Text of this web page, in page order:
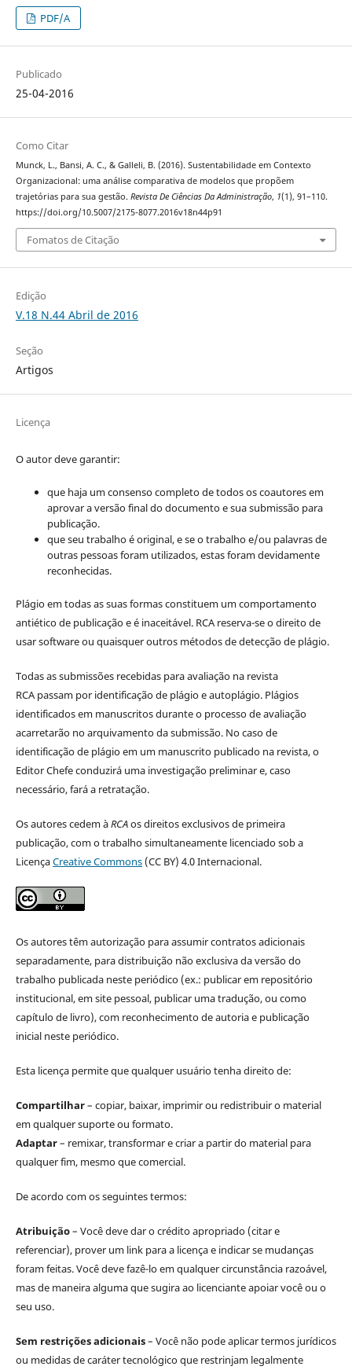
PDF/A
Publicado
25-04-2016
Como Citar
Munck, L., Bansi, A. C., & Galleli, B. (2016). Sustentabilidade em Contexto
Organizacional: uma análise comparativa de modelos que propõem
trajetórias para sua gestão. Revista De Ciências Da Administração, 1(1), 91–110.
https://doi.org/10.5007/2175-8077.2016v18n44p91
Fomatos de Citação
Edição
V.18 N.44 Abril de 2016
Seção
Artigos
Licença
O autor deve garantir:
que haja um consenso completo de todos os coautores em
aprovar a versão final do documento e sua submissão para
publicação.
que seu trabalho é original, e se o trabalho e/ou palavras de
outras pessoas foram utilizados, estas foram devidamente
reconhecidas.
Plágio em todas as suas formas constituem um comportamento
antiético de publicação e é inaceitável. RCA reserva-se o direito de
usar software ou quaisquer outros métodos de detecção de plágio.
Todas as submissões recebidas para avaliação na revista
RCA passam por identificação de plágio e autoplágio. Plágios
identificados em manuscritos durante o processo de avaliação
acarretarão no arquivamento da submissão. No caso de
identificação de plágio em um manuscrito publicado na revista, o
Editor Chefe conduzirá uma investigação preliminar e, caso
necessário, fará a retratação.
Os autores cedem àRCAos direitos exclusivos de primeira
publicação, com o trabalho simultaneamente licenciado sob a
LicençaCreative Commons(CC BY) 4.0 Internacional.
Os autores têm autorização para assumir contratos adicionais
separadamente, para distribuição não exclusiva da versão do
trabalho publicada neste periódico (ex.: publicar em repositório
institucional, em site pessoal, publicar uma tradução, ou como
capítulo de livro), com reconhecimento de autoria e publicação
inicial neste periódico.
Esta licença permite que qualquer usuário tenha direito de:
Compartilhar– copiar, baixar, imprimir ou redistribuir o material
em qualquer suporte ou formato.
Adaptar– remixar, transformar e criar a partir do material para
qualquer fim, mesmo que comercial.
De acordo com os seguintes termos:
Atribuição– Você deve dar o crédito apropriado (citar e
referenciar), prover um link para a licença e indicar se mudanças
foram feitas. Você deve fazê-lo em qualquer circunstância razoável,
mas de maneira alguma que sugira ao licenciante apoiar você ou o
seu uso.
Sem restrições adicionais– Você não pode aplicar termos jurídicos
ou medidas de caráter tecnológico que restrinjam legalmente